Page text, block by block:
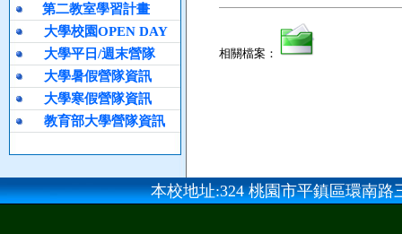
第二教室學習計畫
大學校園OPEN DAY
大學平日/週末營隊
大學暑假營隊資訊
大學寒假營隊資訊
教育部大學營隊資訊
相關檔案：
本校地址:324 桃園市平鎮區環南路